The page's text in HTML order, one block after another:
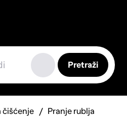
Pretraži
čišćenje Pranje rublja